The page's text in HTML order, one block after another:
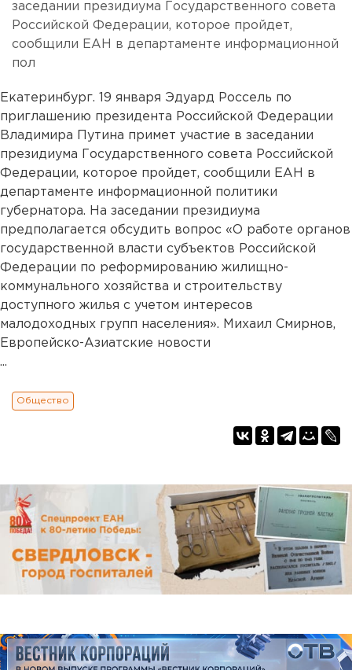
заседании президиума Государственного совета
Российской Федерации, которое пройдет,
сообщили ЕАН в департаменте информационной
пол
Екатеринбург. 19 января Эдуард Россель по
приглашению президента Российской Федерации
Владимира Путина примет участие в заседании
президиума Государственного совета Российской
Федерации, которое пройдет, сообщили ЕАН в
департаменте информационной политики
губернатора. На заседании президиума
предполагается обсудить вопрос «О работе органов
государственной власти субъектов Российской
Федерации по реформированию жилищно-
коммунального хозяйства и строительству
доступного жилья с учетом интересов
малодоходных групп населения». Михаил Смирнов,
Европейско-Азиатские новости
...
Общество